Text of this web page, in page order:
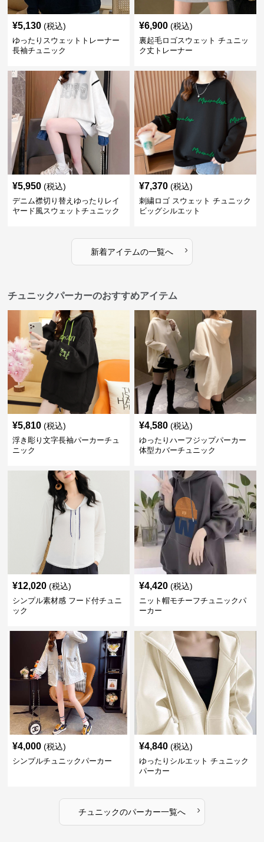
¥5,130 (税込)
ゆったりスウェットトレーナー
長袖チュニック
¥6,900 (税込)
裏起毛ロゴスウェット チュニッ
ク丈トレーナー
¥5,950 (税込)
デニム襟切り替えゆったりレイ
ヤード風スウェットチュニック
¥7,370 (税込)
刺繍ロゴ スウェット チュニック
ビッグシルエット
新着アイテムの一覧へ ›
チュニックパーカーのおすすめアイテム
¥5,810 (税込)
浮き彫り文字長袖パーカーチュ
ニック
¥4,580 (税込)
ゆったりハーフジップパーカー
体型カバーチュニック
¥12,020 (税込)
シンプル素材感 フード付チュニ
ック
¥4,420 (税込)
ニット帽モチーフチュニックパ
ーカー
¥4,000 (税込)
シンプルチュニックパーカー
¥4,840 (税込)
ゆったりシルエット チュニック
パーカー
チュニックのパーカー一覧へ ›